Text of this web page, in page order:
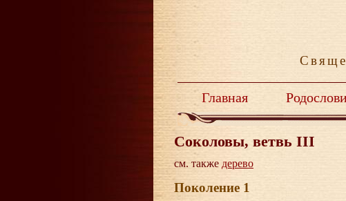
Главная
Соколовы, ветвь III
см. также дерево
Поколение 1